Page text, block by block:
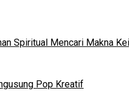
Spiritual Mencari Makna
Pop Kreatif